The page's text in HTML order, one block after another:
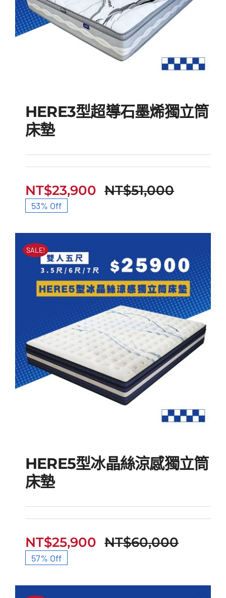
HERE3型超導石墨烯獨
立筒床墊
HERE3型超導石墨烯獨立筒
床墊
NT$51,000
價
格：
NT$23,900
價
格：
53% Off
SALE!
HERE5型冰晶絲涼感獨
立筒床墊
HERE5型冰晶絲涼感獨立筒
床墊
NT$60,000
價
NT$25,900
價
57% Off